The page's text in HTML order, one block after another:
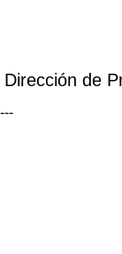
Dirección de
---